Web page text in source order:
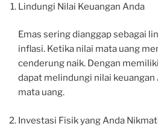
Lindungi Nilai Keuangan Anda
Emas sering dianggap sebagai
inflasi. Ketika nilai mata uang
cenderung naik. Dengan
dapat melindungi nilai keuangan
mata uang.
Investasi Fisik yang Anda